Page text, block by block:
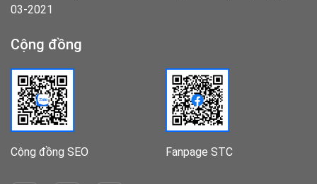
03-2021
Cộng đồng
Cộng đồng SEO Fanpage STC